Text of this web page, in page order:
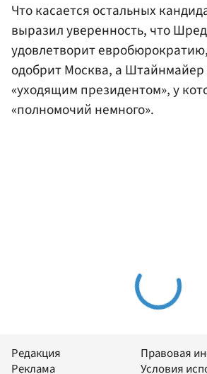
Что касается остальных
выразил уверенность, что
удовлетворит
одобрит Москва, а Штайнмайер
«уходящим президентом», у
«полномочий немного».
Редакция
Реклама
Правовая
Условия